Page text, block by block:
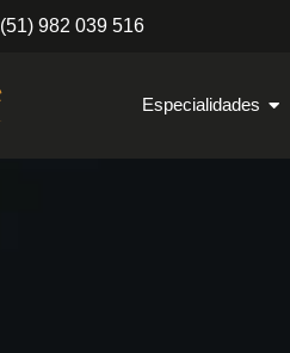
(51) 982 039 516
Especialidades